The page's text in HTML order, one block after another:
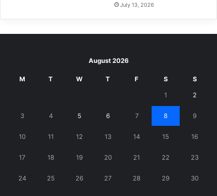
July 13, 2026
August 2026
M T W T F S S
1 2
3 4 5 6 7 8 9
10 11 12 13 14 15 16
17 18 19 20 21 22 23
24 25 26 27 28 29 30